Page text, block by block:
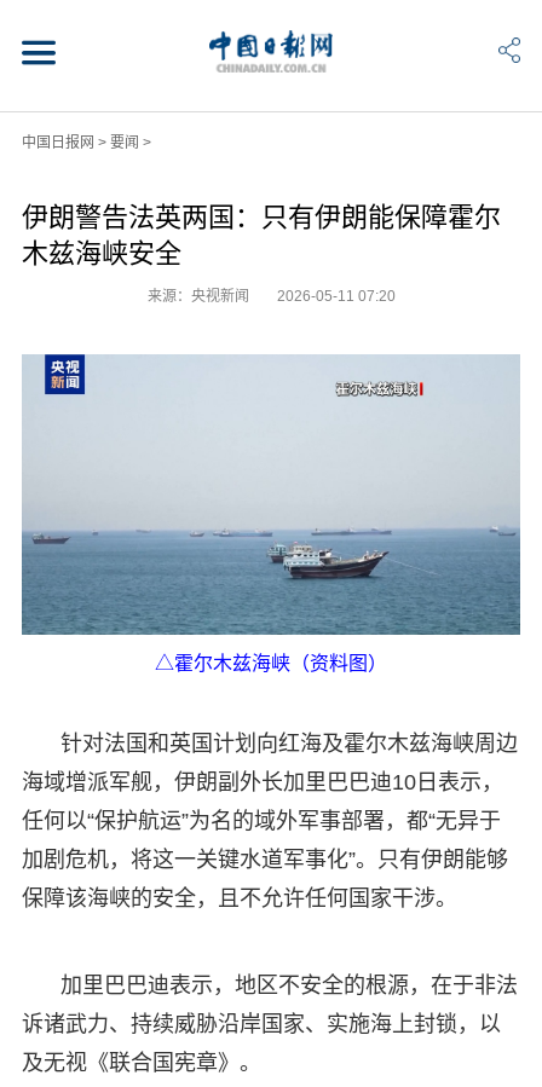
中国日报网 > 要闻 >
伊朗警告法英两国：只有伊朗能保障霍尔
木兹海峡安全
来源：央视新闻 2026-05-11 07:20
△霍尔木兹海峡（资料图）
针对法国和英国计划向红海及霍尔木兹海峡周边
海域增派军舰，伊朗副外长加里巴巴迪10日表示，
任何以“保护航运”为名的域外军事部署，都“无异于
加剧危机，将这一关键水道军事化”。只有伊朗能够
保障该海峡的安全，且不允许任何国家干涉。
加里巴巴迪表示，地区不安全的根源，在于非法
诉诸武力、持续威胁沿岸国家、实施海上封锁，以
及无视《联合国宪章》。